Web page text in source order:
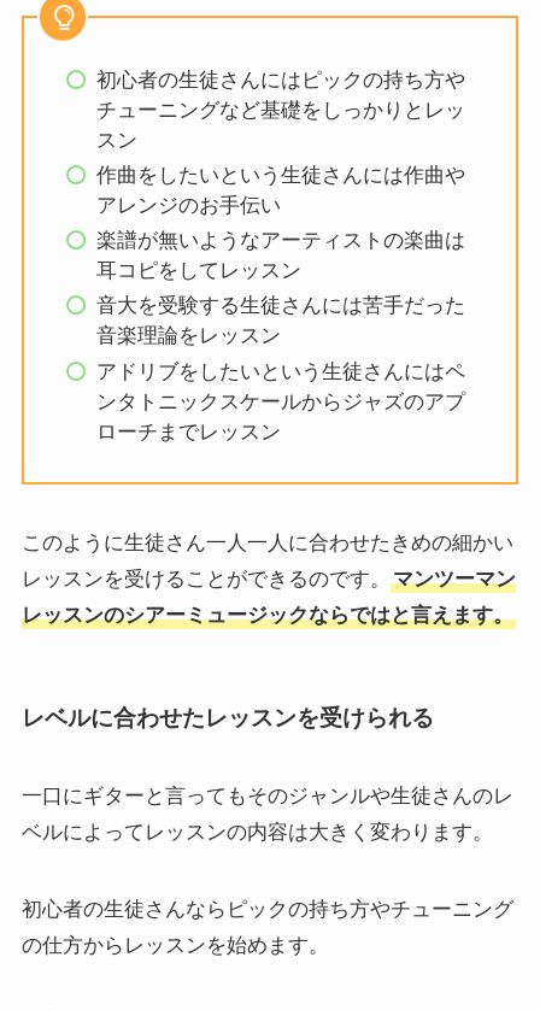
初心者の生徒さんにはピックの持ち方や
チューニングなど基礎をしっかりとレッ
スン
作曲をしたいという生徒さんには作曲や
アレンジのお手伝い
楽譜が無いようなアーティストの楽曲は
耳コピをしてレッスン
音大を受験する生徒さんには苦手だった
音楽理論をレッスン
アドリブをしたいという生徒さんにはペ
ンタトニックスケールからジャズのアプ
ローチまでレッスン
このように生徒さん一人一人に合わせたきめの細かい
レッスンを受けることができるのです。
マンツーマン
レッスンのシアーミュージックならではと言えます。
レベルに合わせたレッスンを受けられる
一口にギターと言ってもそのジャンルや生徒さんのレ
ベルによってレッスンの内容は大きく変わります。
初心者の生徒さんならピックの持ち方やチューニング
の仕方からレッスンを始めます。